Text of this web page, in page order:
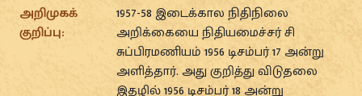
அறிமுகக்
குறிப்பு:
1957-58 இடைக்கால நிதிநிலை
அறிக்கையை நிதியமைச்சர் சி
சுப்பிரமணியம் 1956 டிசம்பர் 17 அன்று
அளித்தார். அது குறித்து விடுதலை
இதழில் 1956 டிசம்பர் 18 அன்று